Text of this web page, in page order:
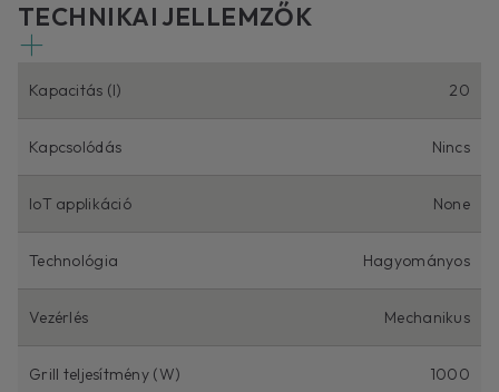
TECHNIKAI JELLEMZŐK
Kapacitás (l) 20
Kapcsolódás Nincs
IoT applikáció None
Technológia Hagyományos
Vezérlés Mechanikus
Grill teljesítmény (W) 1000